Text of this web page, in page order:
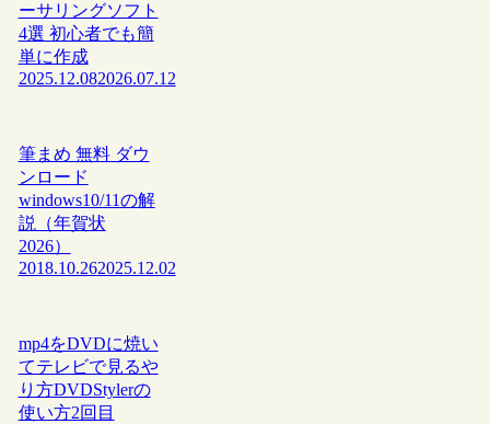
ーサリングソフト
4選 初心者でも簡
単に作成
2025.12.082026.07.12
筆まめ 無料 ダウ
ンロード
windows10/11の解
説（年賀状
2026）
2018.10.262025.12.02
mp4をDVDに焼い
てテレビで見るや
り方DVDStylerの
使い方2回目